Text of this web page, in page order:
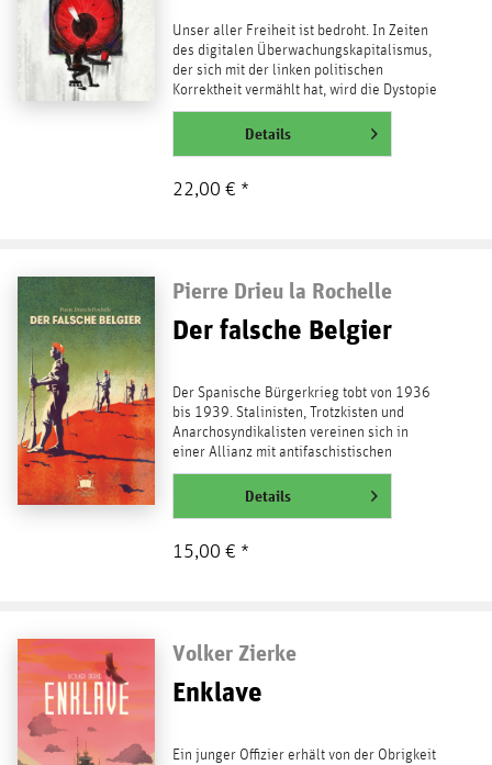
Unser aller Freiheit ist bedroht. In Zeiten
des digitalen Überwachungskapitalismus,
der sich mit der linken politischen
Korrektheit vermählt hat, wird die Dystopie
1984 von...
weiterlesenDetails
22,00 € *
Pierre Drieu la Rochelle
Der falsche Belgier
Der Spanische Bürgerkrieg tobt von 1936
bis 1939. Stalinisten, Trotzkisten und
Anarchosyndikalisten vereinen sich in
einer Allianz mit antifaschistischen
Demokraten und...
weiterlesenDetails
15,00 € *
Volker Zierke
Enklave
Ein junger Offizier erhält von der Obrigkeit